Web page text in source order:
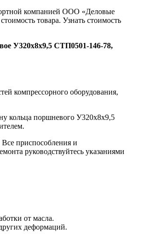
компанией ООО «Деловые
товара. Узнать стоимость
У320х8х9,5 СТП0501-146-78,
компрессорного оборудования,
кольца поршневого У320х8х9,5
приспособления и
руководствуйтесь указаниями
от масла.
деформаций.